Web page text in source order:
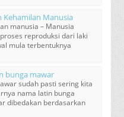
Kehamilan Manusia
manusia – Manusia
reproduksi dari laki
mula terbentuknya
bunga mawar
sudah pasti sering kita
nama latin bunga
dibedakan berdasarkan